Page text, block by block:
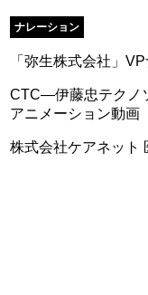
ナレーション
「弥生株式会社」
CTC―伊藤忠テクノ
アニメーション動画
株式会社ケアネット